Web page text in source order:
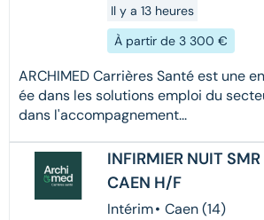
Il y a 13 heures
À partir de 3 300 €
ARCHIMED Carrières Santé est une
ée dans les solutions emploi du
dans l'accompagnement...
INFIRMIER NUIT
CAEN H/F
Intérim• Caen (14)